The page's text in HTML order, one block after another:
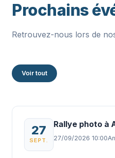
Prochains
Retrouvez-nous lors de
Voir tout
27
SEPT.
Rallye photo à
27/09/2026 10:00